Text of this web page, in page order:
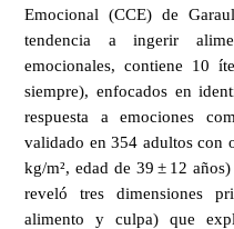
Emocional (CCE) de
tendencia a ingerir
emocionales, contiene 10
siempre), enfocados en
respuesta a emociones
validado en 354 adultos con
kg/m², edad de 39 ± 12
reveló tres dimensiones
alimento y culpa) que